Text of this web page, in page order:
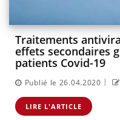
Traitements
effets secondaires
patients Covid-19
Publié le 26.04.2020 |
LIRE L'ARTICLE